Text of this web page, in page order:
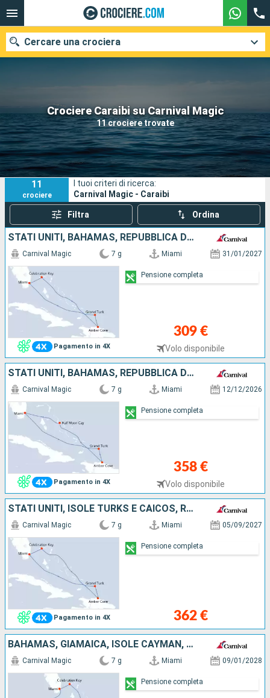
Crociere Caraibi su Carnival Magic
11 crociere trovate
Cercare una crociera
Le nostre destinazioni
Mesi di partenza
Porti Compagnie
Ricerca
11
crociere
I tuoi criteri di ricerca:
Carnival Magic - Caraibi
Filtra Ordina
STATI UNITI, BAHAMAS, REPUBBLICA DOMINICANA, ISOLE TURKS E CAICOS
Pagamento in 4X
Carnival Magic 7 g Miami 31/01/2027
309 €
Volo disponibile
Pensione completa
STATI UNITI, BAHAMAS, REPUBBLICA DOMINICANA, ISOLE TURKS E CAICOS
Pagamento in 4X
Carnival Magic 7 g Miami 12/12/2026
358 €
Volo disponibile
Pensione completa
STATI UNITI, ISOLE TURKS E CAICOS, REPUBBLICA DOMINICANA, BAHAMAS
Pagamento in 4X
Carnival Magic 7 g Miami 05/09/2027
362 €
Pensione completa
BAHAMAS, GIAMAICA, ISOLE CAYMAN, STATI UNITI
Carnival Magic 7 g Miami 09/01/2028
Pensione completa